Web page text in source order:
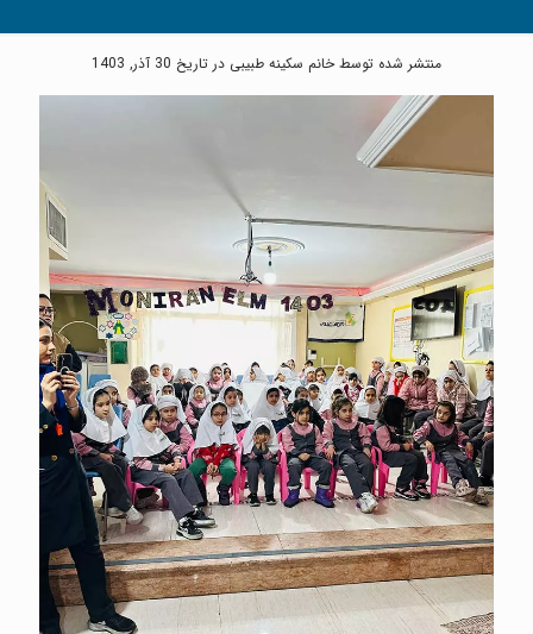
منتشر شده توسط خانم سکینه طبیبی در تاریخ 30 آذر, 1403